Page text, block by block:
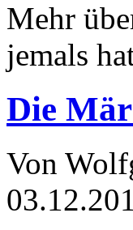
Mehr
jemals
Die
Von